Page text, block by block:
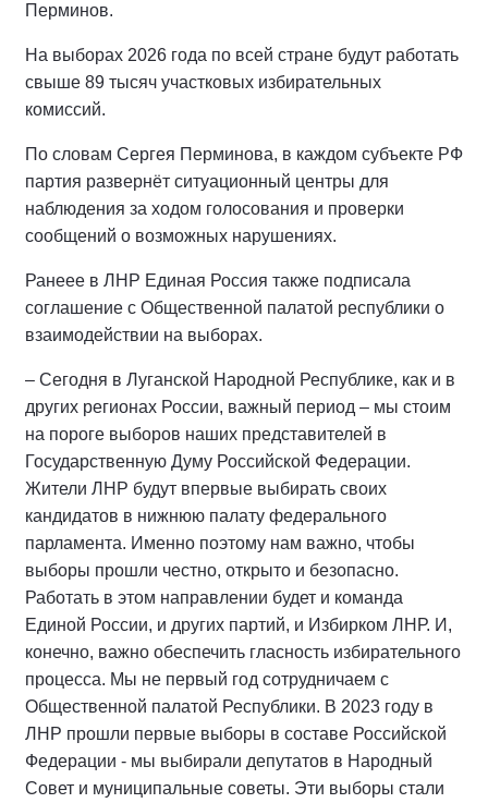
Перминов.
На выборах 2026 года по всей стране будут работать
свыше 89 тысяч участковых избирательных
комиссий.
По словам Сергея Перминова, в каждом субъекте РФ
партия развернёт ситуационный центры для
наблюдения за ходом голосования и проверки
сообщений о возможных нарушениях.
Ранеее в ЛНР Единая Россия также подписала
соглашение с Общественной палатой республики о
взаимодействии на выборах.
– Сегодня в Луганской Народной Республике, как и в
других регионах России, важный период – мы стоим
на пороге выборов наших представителей в
Государственную Думу Российской Федерации.
Жители ЛНР будут впервые выбирать своих
кандидатов в нижнюю палату федерального
парламента. Именно поэтому нам важно, чтобы
выборы прошли честно, открыто и безопасно.
Работать в этом направлении будет и команда
Единой России, и других партий, и Избирком ЛНР. И,
конечно, важно обеспечить гласность избирательного
процесса. Мы не первый год сотрудничаем с
Общественной палатой Республики. В 2023 году в
ЛНР прошли первые выборы в составе Российской
Федерации - мы выбирали депутатов в Народный
Совет и муниципальные советы. Эти выборы стали